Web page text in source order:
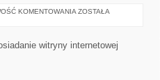
KOMENTOWANIA OBECNIE,
JAKICHKOLWIEK
WIADOMOŚCI
ZOSTAŁA
witryny internetowej